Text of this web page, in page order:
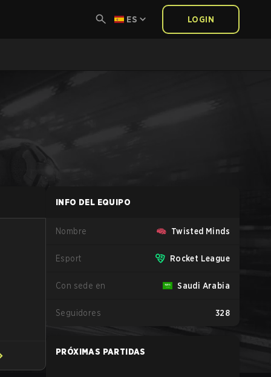
ES LOGIN
INFO DEL EQUIPO
Nombre Twisted Minds
Esport Rocket League
Con sede en Saudi Arabia
Seguidores 328
PRÓXIMAS PARTIDAS